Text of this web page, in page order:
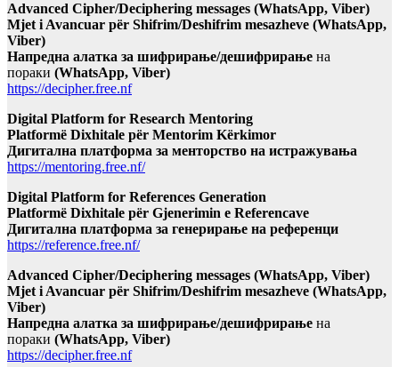
Advanced Cipher/Deciphering messages (WhatsApp, Viber)
Mjet i Avancuar për Shifrim/Deshifrim mesazheve (WhatsApp,
Viber)
Напредна алатка за шифрирање/дешифрирање на
пораки (WhatsApp, Viber)
https://decipher.free.nf
Digital Platform for Research Mentoring
Platformë Dixhitale për Mentorim Kërkimor
Дигитална платформа за менторство на истражувања
https://mentoring.free.nf/
Digital Platform for References Generation
Platformë Dixhitale për Gjenerimin e Referencave
Дигитална платформа за генерирање на референци
https://reference.free.nf/
Advanced Cipher/Deciphering messages (WhatsApp, Viber)
Mjet i Avancuar për Shifrim/Deshifrim mesazheve (WhatsApp,
Viber)
Напредна алатка за шифрирање/дешифрирање на
пораки (WhatsApp, Viber)
https://decipher.free.nf